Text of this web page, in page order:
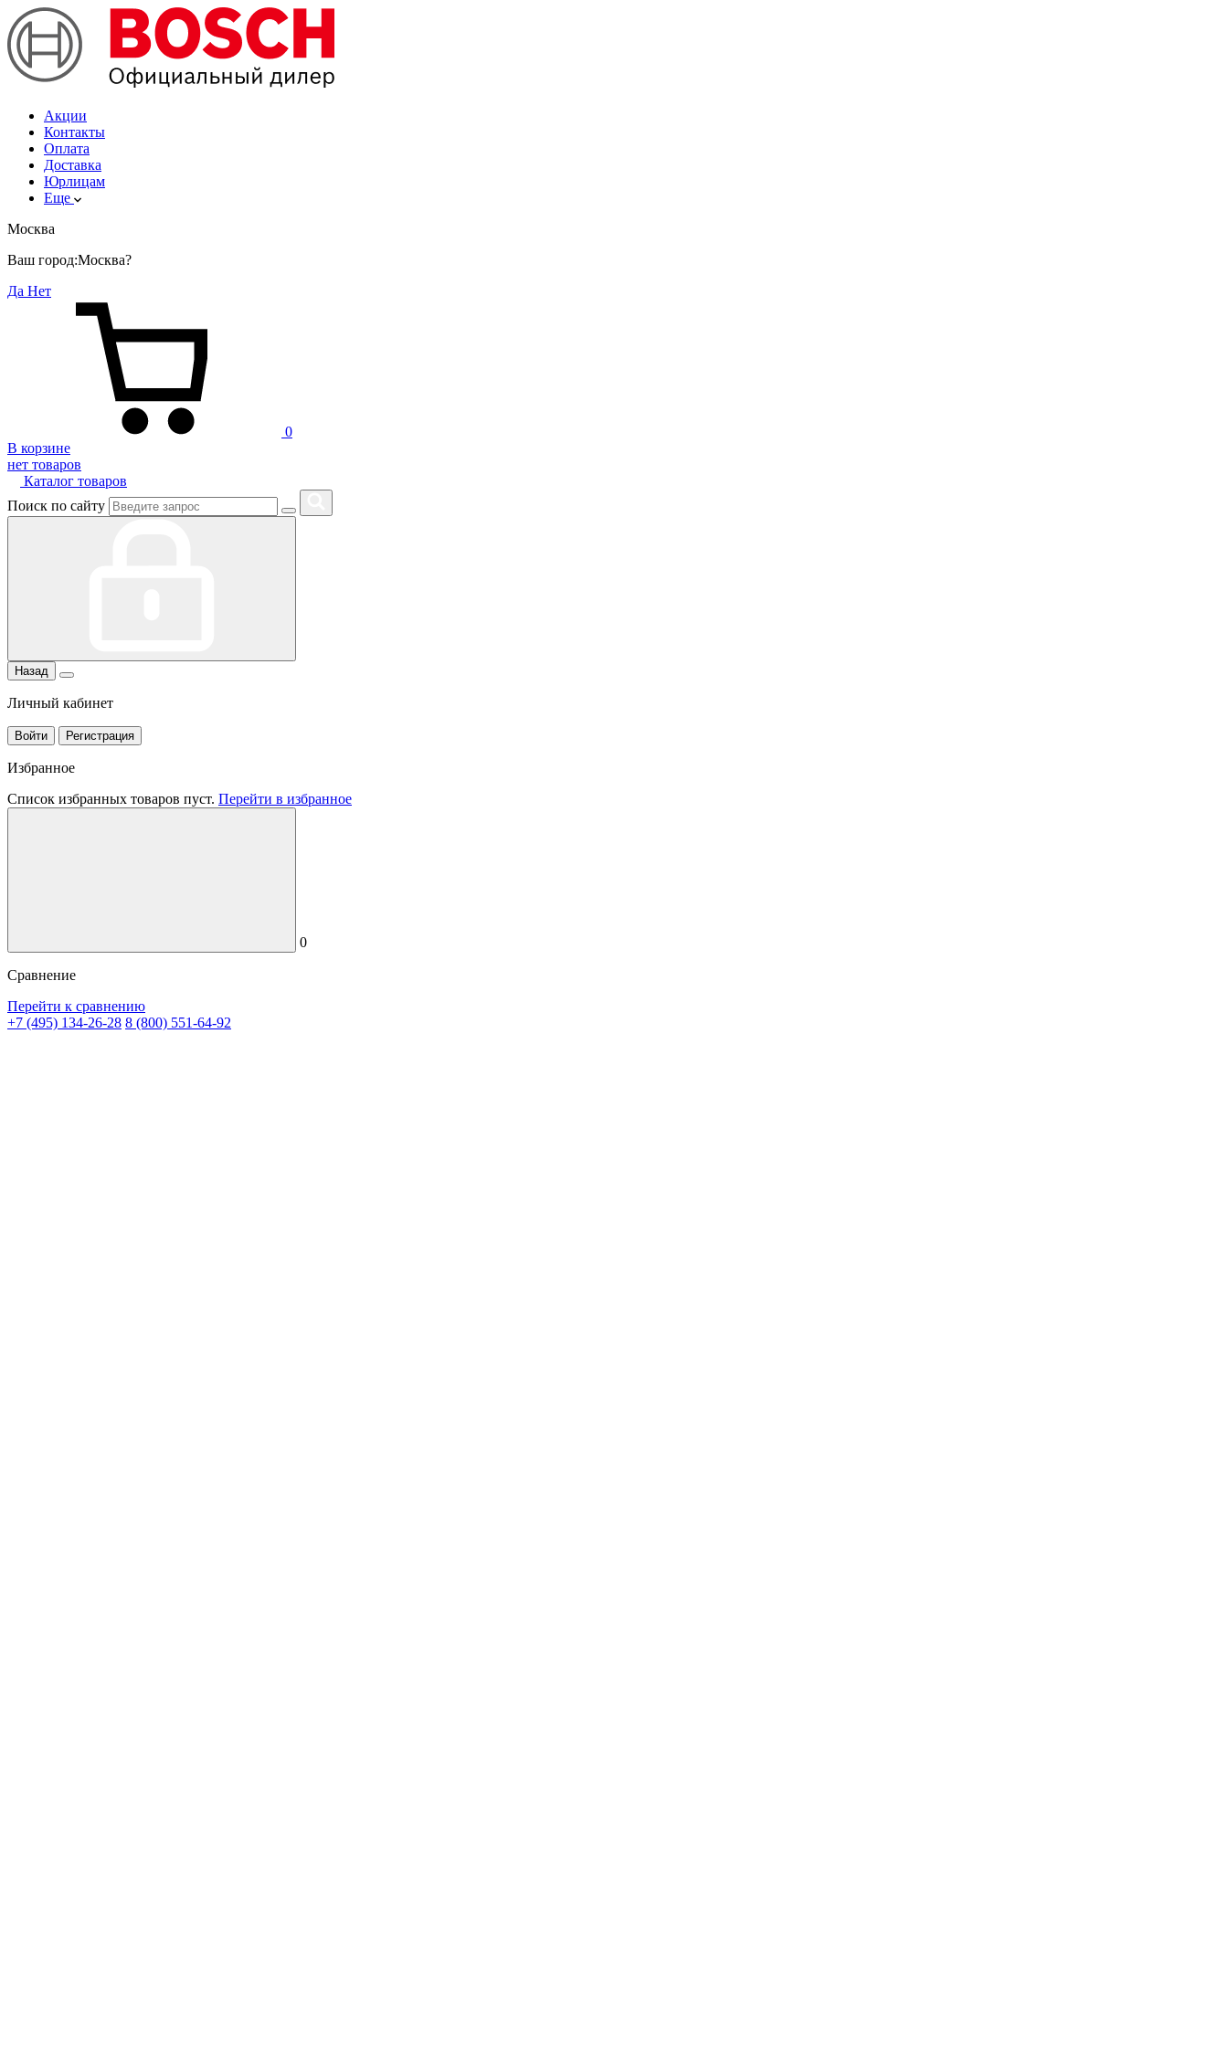
Акции
Контакты
Оплата
Доставка
Юрлицам
Еще
Москва
Ваш город:Москва?
Да Нет
0
В корзине
нет товаров
Каталог товаров
Поиск по сайту
Назад
Личный кабинет
Войти Регистрация
Избранное
Список избранных товаров пуст. Перейти в избранное
0
Сравнение
Перейти к сравнению
+7 (495) 134-26-28 8 (800) 551-64-92